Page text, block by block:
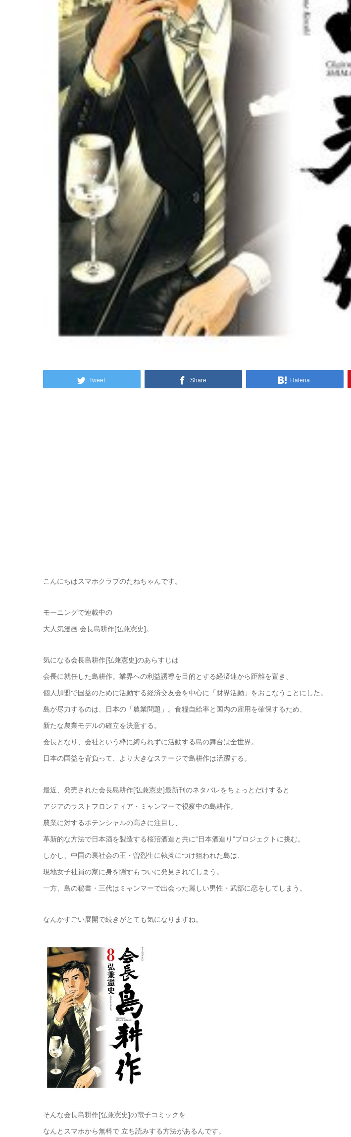
Tweet Share Hatena
こんにちはスマホクラブのたねちゃんです。
モーニングで連載中の
大人気漫画 会長島耕作[弘兼憲史]。
気になる会長島耕作[弘兼憲史]のあらすじは
会長に就任した島耕作。業界への利益誘導を目的とする経済連から距離を置き、
個人加盟で国益のために活動する経済交友会を中心に「財界活動」をおこなうことにした。
島が尽力するのは、日本の「農業問題」。食糧自給率と国内の雇用を確保するため、
新たな農業モデルの確立を決意する。
会長となり、会社という枠に縛られずに活動する島の舞台は全世界。
日本の国益を背負って、より大きなステージで島耕作は活躍する。
最近、発売された会長島耕作[弘兼憲史]最新刊のネタバレをちょっとだけすると
アジアのラストフロンティア・ミャンマーで視察中の島耕作。
農業に対するポテンシャルの高さに注目し、
革新的な方法で日本酒を製造する桜沼酒造と共に“日本酒造り”プロジェクトに挑む。
しかし、中国の裏社会の王・曽烈生に執拗につけ狙われた島は、
現地女子社員の家に身を隠すもついに発見されてしまう。
一方、島の秘書・三代はミャンマーで出会った麗しい男性・武部に恋をしてしまう。
なんかすごい展開で続きがとても気になりますね。
そんな会長島耕作[弘兼憲史]の電子コミックを
なんとスマホから無料で 立ち読みする方法があるんです。